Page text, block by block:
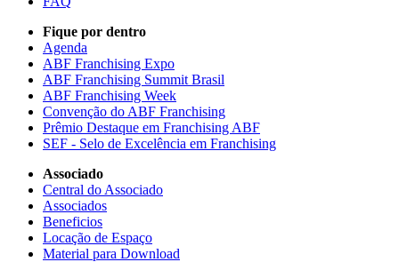
Fique por dentro
Agenda
ABF Franchising Expo
ABF Franchising Summit Brasil
ABF Franchising Week
Convenção do ABF Franchising
Prêmio Destaque em Franchising ABF
SEF - Selo de Excelência em Franchising
Associado
Central do Associado
Associados
Beneficios
Locação de Espaço
Material para Download